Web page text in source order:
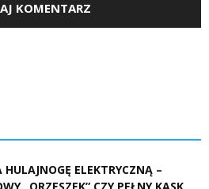
HULAJNOGĘ ELEKTRYCZNĄ –